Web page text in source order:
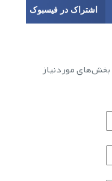
اشتراک در فیسبوک
بخش‌های موردنیاز